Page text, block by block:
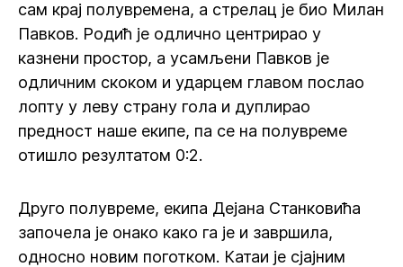
сам крај полувремена, а стрелац је био Милан
Павков. Родић је одлично центрирао у
казнени простор, а усамљени Павков је
одличним скоком и ударцем главом послао
лопту у леву страну гола и дуплирао
предност наше екипе, па се на полувреме
отишло резултатом 0:2.
Друго полувреме, екипа Дејана Станковића
започела је онако како га је и завршила,
односно новим поготком. Катаи је сјајним